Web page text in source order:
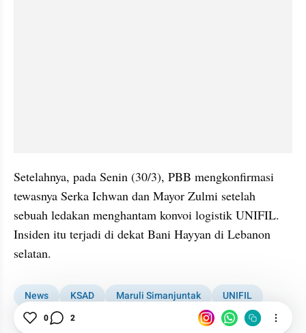
Setelahnya, pada Senin (30/3), PBB mengkonfirmasi
tewasnya Serka Ichwan dan Mayor Zulmi setelah
sebuah ledakan menghantam konvoi logistik UNIFIL.
Insiden itu terjadi di dekat Bani Hayyan di Lebanon
selatan.
News KSAD Maruli Simanjuntak
UNIFIL
Pasukan Perdamaian RI Gugur di Lebanon
0 2